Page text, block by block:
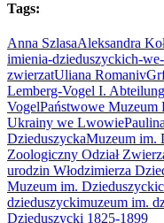
Tags:
Anna SzlasaAleksandra
imienia-dzieduszyckich-
zwierzatUliana Romaniv
Lemberg-Vogel I.
VogelPaństwowe
Ukrainy we Lwowie
DzieduszyckaMuzeum im.
Zoologiczny Odział
urodzin Włodzimierza
Muzeum im.
dzieduszyckimuzeum im.
Dzieduszycki 1825-1899